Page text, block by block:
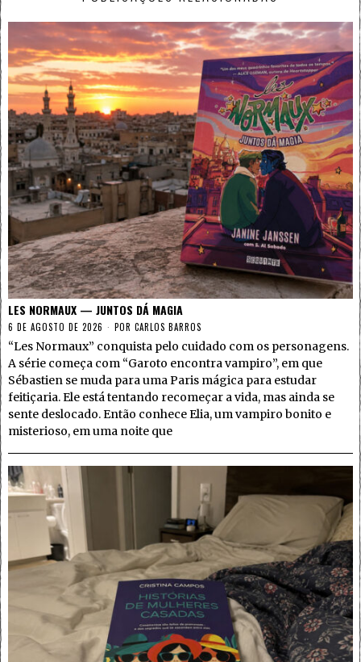
LES NORMAUX — JUNTOS DÁ MAGIA
6 DE AGOSTO DE 2026 POR CARLOS BARROS
“Les Normaux” conquista pelo cuidado com os personagens.
A série começa com “Garoto encontra vampiro”, em que
Sébastien se muda para uma Paris mágica para estudar
feitiçaria. Ele está tentando recomeçar a vida, mas ainda se
sente deslocado. Então conhece Elia, um vampiro bonito e
misterioso, em uma noite que